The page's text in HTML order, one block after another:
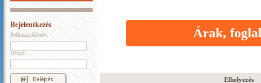
Bejelentkezés
Felhasználónév:
Jelszó:
Árak,
Elhelyezés